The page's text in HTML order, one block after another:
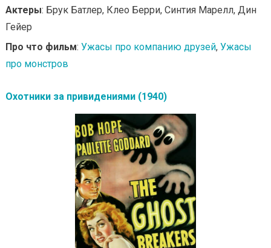
Актеры: Брук Батлер, Клео Берри, Синтия Марелл, Дин
Гейер
Про что фильм: Ужасы про компанию друзей, Ужасы
про монстров
Охотники за привидениями (1940)